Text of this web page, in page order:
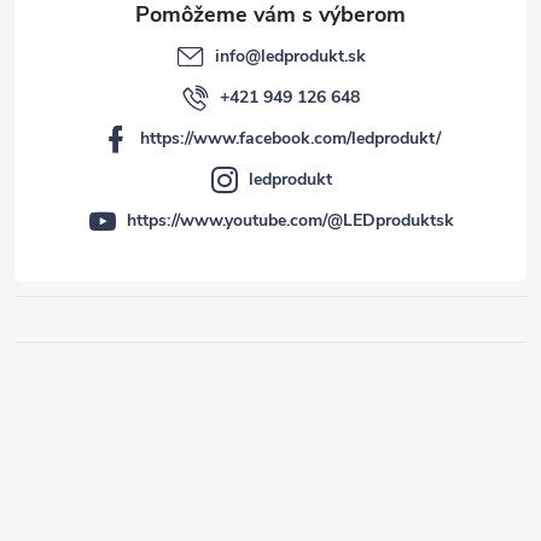
info@ledprodukt.sk
+421 949 126 648
https://www.facebook.com/ledprodukt/
ledprodukt
https://www.youtube.com/@LEDproduktsk